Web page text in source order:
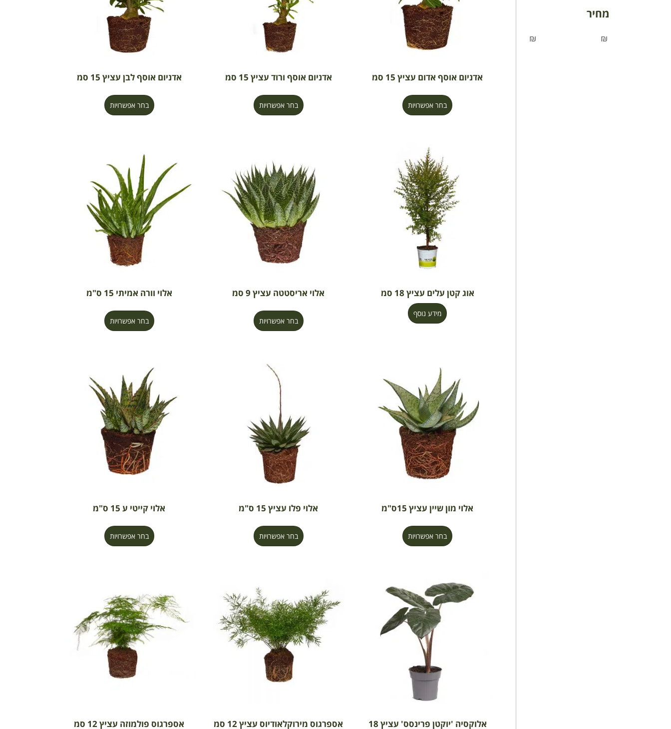
מחיר
₪ ₪
אדניום אוסף אדום עציץ 15 סמ
בחר אפשרויות
אדניום אוסף ורוד עציץ 15 סמ
בחר אפשרויות
אדניום אוסף לבן עציץ 15 סמ
בחר אפשרויות
אוג קטן עלים עציץ 18 סמ
מידע נוסף
אלוי אריסטטה עציץ 9 סמ
בחר אפשרויות
אלוי וורה אמיתי 15 ס"מ
בחר אפשרויות
אלוי מון שיין עציץ 15ס"מ
בחר אפשרויות
אלוי פלו עציץ 15 ס"מ
בחר אפשרויות
אלוי קייטי ע 15 ס"מ
בחר אפשרויות
אלוקסיה 'יוקטן פרינסס' עציץ 18
אספרגוס מירוקלאודיוס עציץ 12 סמ אספרגוס פולמוזה עציץ 12 סמ